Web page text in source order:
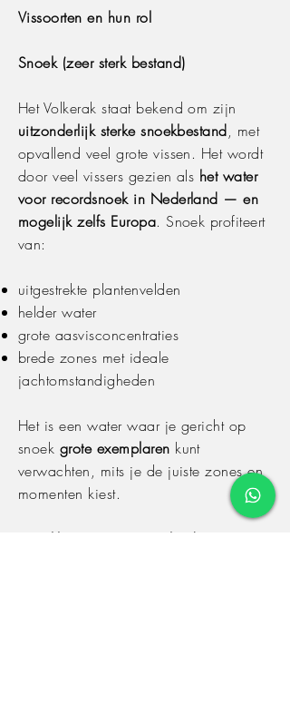
Vissoorten en hun rol
Snoek (zeer sterk bestand)
Het Volkerak staat bekend om zijn
uitzonderlijk sterke snoekbestand, met
opvallend veel grote vissen. Het wordt
door veel vissers gezien als het water
voor recordsnoek in Nederland — en
mogelijk zelfs Europa. Snoek profiteert
van:
uitgestrekte plantenvelden
helder water
grote aasvisconcentraties
brede zones met ideale
jachtomstandigheden
Het is een water waar je gericht op
snoek grote exemplaren kunt
verwachten, mits je de juiste zones en
momenten kiest.
Snoekbaars (zeer wisselend)